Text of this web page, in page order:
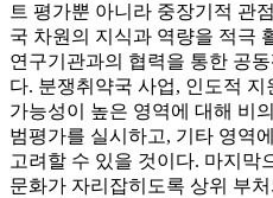
트 평가뿐 아니라 중장기적 관
국 차원의 지식과 역량을 적극
연구기관과의 협력을 통한 공
다. 분쟁취약국 사업, 인도적
가능성이 높은 영역에 대해 비
범평가를 실시하고, 기타 영역
고려할 수 있을 것이다. 마지막
문화가 자리잡히도록 상위 부